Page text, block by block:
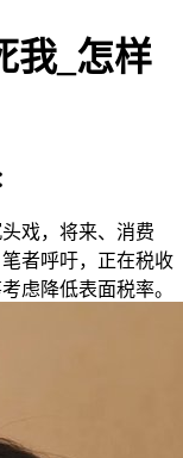
我_怎样
戏，将来、消费
者呼吁，正在税收
虑降低表面税率。